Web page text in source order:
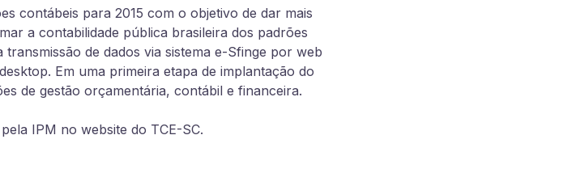
contábeis para 2015 com o objetivo de dar mais
a contabilidade pública brasileira dos padrões
de dados via sistema e-Sfinge por web
Em uma primeira etapa de implantação do
de gestão orçamentária, contábil e financeira.
IPM no website do TCE-SC.